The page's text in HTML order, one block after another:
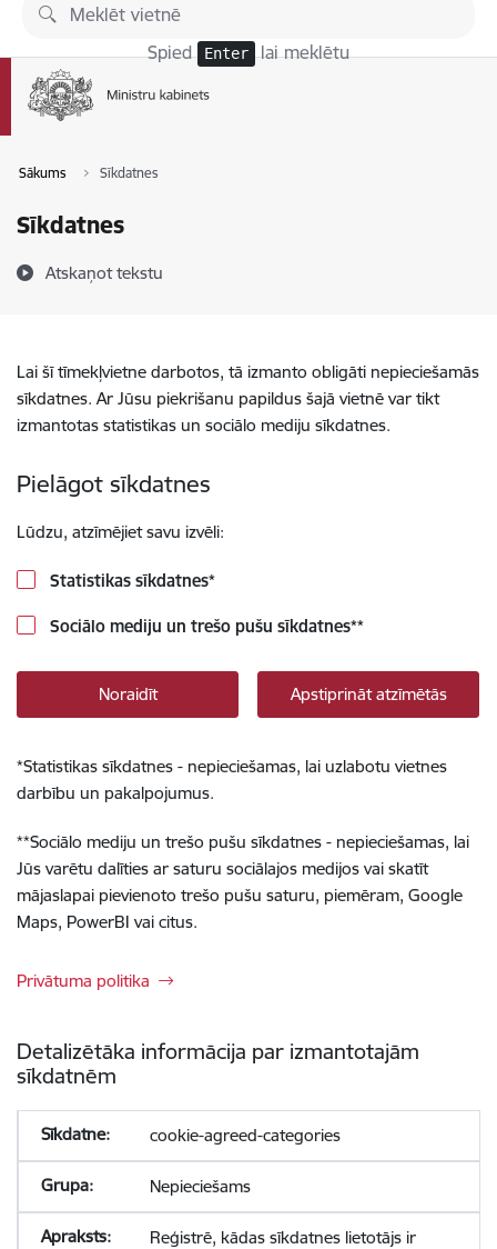
Pāriet uz lapas saturu
Spied Enter lai meklētu
Sākums Sīkdatnes
Sīkdatnes
Atskaņot tekstu
Lai šī tīmekļvietne darbotos, tā izmanto obligāti nepieciešamās
sīkdatnes. Ar Jūsu piekrišanu papildus šajā vietnē var tikt
izmantotas statistikas un sociālo mediju sīkdatnes.
Pielāgot sīkdatnes
Lūdzu, atzīmējiet savu izvēli:
Statistikas sīkdatnes*
Sociālo mediju un trešo pušu sīkdatnes**
Noraidīt Apstiprināt atzīmētās
*Statistikas sīkdatnes - nepieciešamas, lai uzlabotu vietnes
darbību un pakalpojumus.
**Sociālo mediju un trešo pušu sīkdatnes - nepieciešamas, lai
Jūs varētu dalīties ar saturu sociālajos medijos vai skatīt
mājaslapai pievienoto trešo pušu saturu, piemēram, Google
Maps, PowerBI vai citus.
Privātuma politika
Detalizētāka informācija par izmantotajām
sīkdatnēm
cookie-agreed-categories
Nepieciešams
Reģistrē, kādas sīkdatnes lietotājs ir